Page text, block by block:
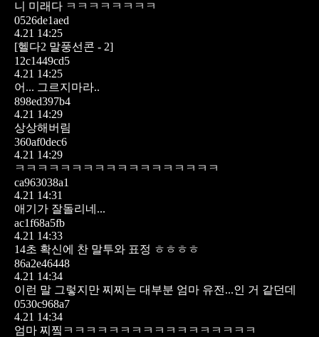
니 미래다 ㅋㅋㅋㅋㅋㅋㅋㅋ
0526de1aed
4.21 14:25
[헬다2 말풍선콘 - 2]
12c1449cd5
4.21 14:25
어... 그르지마라..
898ed397b4
4.21 14:29
상상해버림
360af0dec6
4.21 14:29
ㅋㅋㅋㅋㅋㅋㅋㅋㅋㅋㅋㅋㅋㅋㅋㅋㅋㅋ
ca963038a1
4.21 14:31
애기가 잘돌리네...
ac1f68a5fb
4.21 14:33
14초 확신에 찬 말투와 표정 ㅎㅎㅎㅎ
86a2e46448
4.21 14:34
이런 말 그렇지만 찌찌는 대부분 엄마 유전...인 거 같던데
0530c968a7
4.21 14:34
엄마 찌찤ㅋㅋㅋㅋㅋㅋㅋㅋㅋㅋㅋㅋㅋㅋㅋㅋㅋ